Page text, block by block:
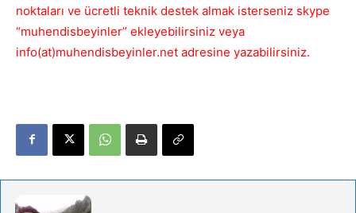
noktaları ve ücretli teknik destek almak isterseniz skype
“muhendisbeyinler” ekleyebilirsiniz veya
info(at)muhendisbeyinler.net adresine yazabilirsiniz.